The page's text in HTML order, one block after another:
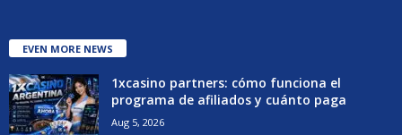
EVEN MORE NEWS
1xcasino partners: cómo funciona el
programa de afiliados y cuánto paga
Aug 5, 2026